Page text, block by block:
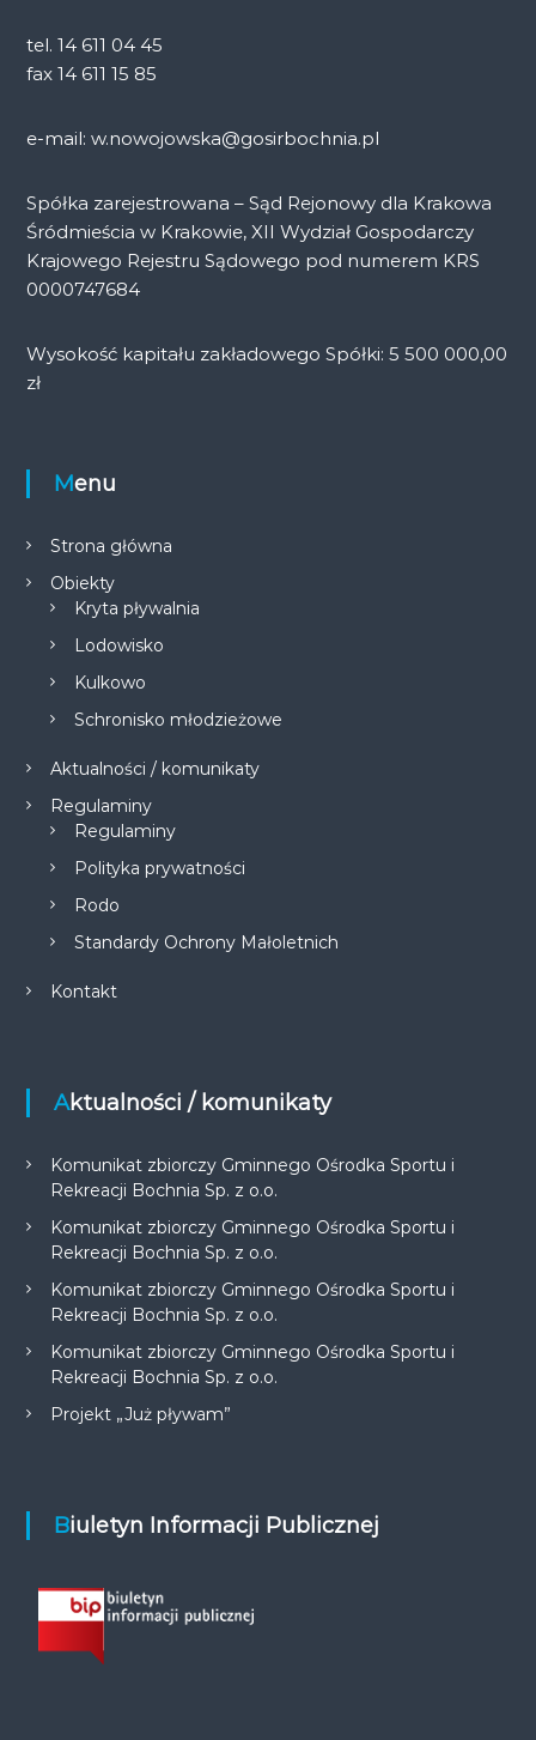
tel. 14 611 04 45
fax 14 611 15 85
e-mail: w.nowojowska@gosirbochnia.pl
Spółka zarejestrowana – Sąd Rejonowy dla Krakowa
Śródmieścia w Krakowie, XII Wydział Gospodarczy
Krajowego Rejestru Sądowego pod numerem KRS
0000747684
Wysokość kapitału zakładowego Spółki: 5 500 000,00
zł
Menu
Strona główna
Obiekty
Kryta pływalnia
Lodowisko
Kulkowo
Schronisko młodzieżowe
Aktualności / komunikaty
Regulaminy
Regulaminy
Polityka prywatności
Rodo
Standardy Ochrony Małoletnich
Kontakt
Aktualności / komunikaty
Komunikat zbiorczy Gminnego Ośrodka Sportu i
Rekreacji Bochnia Sp. z o.o.
Komunikat zbiorczy Gminnego Ośrodka Sportu i
Rekreacji Bochnia Sp. z o.o.
Komunikat zbiorczy Gminnego Ośrodka Sportu i
Rekreacji Bochnia Sp. z o.o.
Komunikat zbiorczy Gminnego Ośrodka Sportu i
Rekreacji Bochnia Sp. z o.o.
Projekt „Już pływam”
Biuletyn Informacji Publicznej